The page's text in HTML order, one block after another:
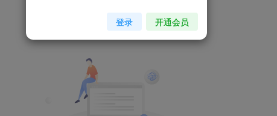
登录 开通会员